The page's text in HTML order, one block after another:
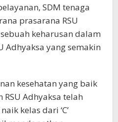
SDM tenaga
prasarana RSU
keharusan dalam
Adhyaksa yang semakin
kesehatan yang baik
Adhyaksa telah
kelas dari ‘C’